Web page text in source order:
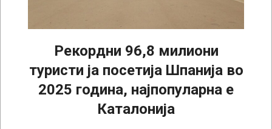
Рекордни 96,8 милиони
туристи ја посетија Шпанија во
2025 година, најпопуларна е
Каталонија